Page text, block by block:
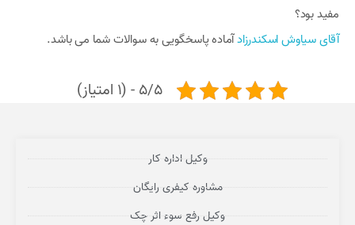
مفید بود؟
آقای سیاوش اسکندرزادآماده پاسخگویی به سوالات شما می باشد.
5/5 - (1 امتیاز)
وکیل اداره کار
مشاوره کیفری رایگان
وکیل رفع سوء اثر چک